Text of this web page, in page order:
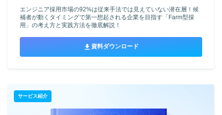
エンジニア採用市場の92%は従来手法では見えていない潜在層！候
補者が動くタイミングで第一想起される企業を目指す「Farm型採
用」の考え方と実践方法を徹底解説！
資料ダウンロード